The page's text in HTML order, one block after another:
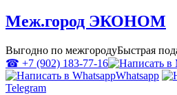
Меж.город ЭКОНОМ
Выгодно по межгородуБыстрая
☎ +7 (902) 183-77-16
Whatsapp
Telegram